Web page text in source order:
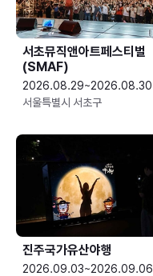
서초뮤직앤아트페스티벌
(SMAF)
2026.08.29~2026.08.30
서울특별시 서초구
진주국가유산야행
2026.09.03~2026.09.06